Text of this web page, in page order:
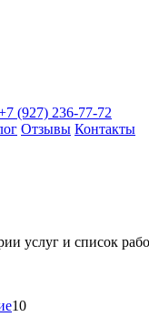
(927) 236-77-72
Отзывы Контакты
услуг и список
10